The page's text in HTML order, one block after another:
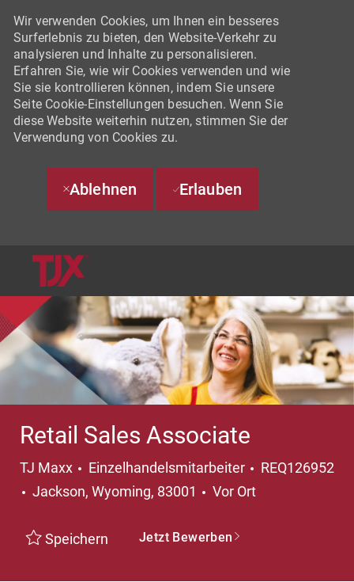
Wir verwenden Cookies, um Ihnen ein besseres
Surferlebnis zu bieten, den Website-Verkehr zu
analysieren und Inhalte zu personalisieren.
Erfahren Sie, wie wir Cookies verwenden und wie
Sie sie kontrollieren können, indem Sie unsere
Seite Cookie-Einstellungen besuchen. Wenn Sie
diese Website weiterhin nutzen, stimmen Sie der
Verwendung von Cookies zu.
Ablehnen Erlauben
Retail Sales Associate
TJ Maxx Kategorie
Einzelhandelsmitarbeiter
REQ126952
Ort
Jackson, Wyoming, 83001 Vor Ort
Speichern Jetzt Bewerben